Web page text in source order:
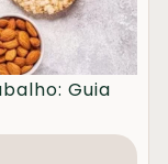
Guia